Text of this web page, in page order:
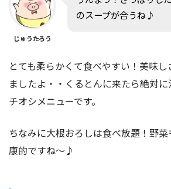
じゅうたろう
のスープが合うね♪
とても柔らかくて食べやすい！美味
ましたよ・・くるとんに来たら絶対
チオシメニューです。
ちなみに大根おろしは食べ放題！野
康的ですね〜♪